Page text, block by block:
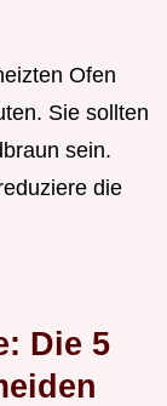
Ofen
Sie sollten
sein.
die
Die 5